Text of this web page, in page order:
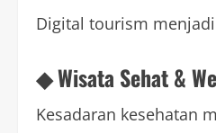
Digital tourism
◆ Wisata Sehat &
Kesadaran kesehatan